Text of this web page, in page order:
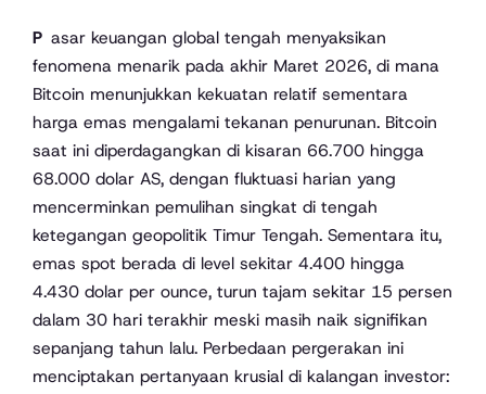
Pasar keuangan global tengah menyaksikan
fenomena menarik pada akhir Maret 2026, di mana
Bitcoin menunjukkan kekuatan relatif sementara
harga emas mengalami tekanan penurunan. Bitcoin
saat ini diperdagangkan di kisaran 66.700 hingga
68.000 dolar AS, dengan fluktuasi harian yang
mencerminkan pemulihan singkat di tengah
ketegangan geopolitik Timur Tengah. Sementara itu,
emas spot berada di level sekitar 4.400 hingga
4.430 dolar per ounce, turun tajam sekitar 15 persen
dalam 30 hari terakhir meski masih naik signifikan
sepanjang tahun lalu. Perbedaan pergerakan ini
menciptakan pertanyaan krusial di kalangan investor: